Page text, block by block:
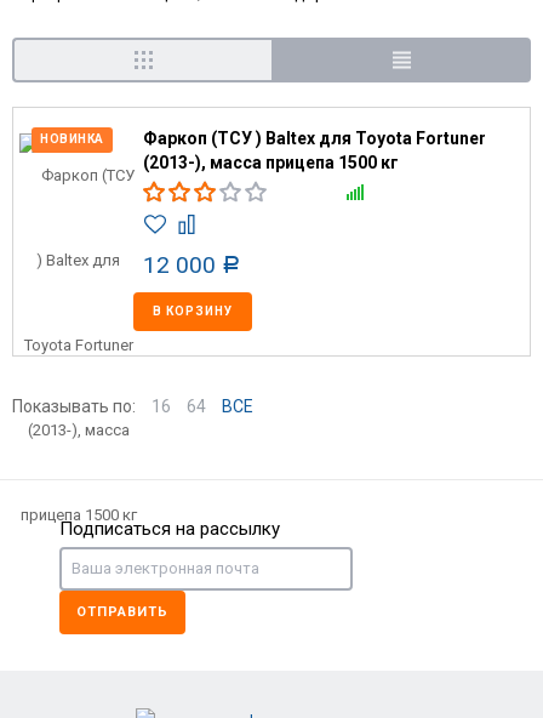
НОВИНКА
Фаркоп (ТСУ ) Baltex для Toyota Fortuner
(2013-), масса прицепа 1500 кг
12 000 Р
В КОРЗИНУ
Показывать по: 16 64 ВСЕ
Подписаться на рассылку
ОТПРАВИТЬ